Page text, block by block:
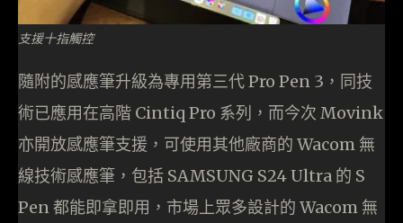
支援十指觸控
隨附的感應筆升級為專用第三代 Pro Pen 3，同技
術已應用在高階 Cintiq Pro 系列，而今次 Movink
亦開放感應筆支援，可使用其他廠商的 Wacom 無
線技術感應筆，包括 SAMSUNG S24 Ultra 的 S
Pen 都能即拿即用，市場上眾多設計的 Wacom 無